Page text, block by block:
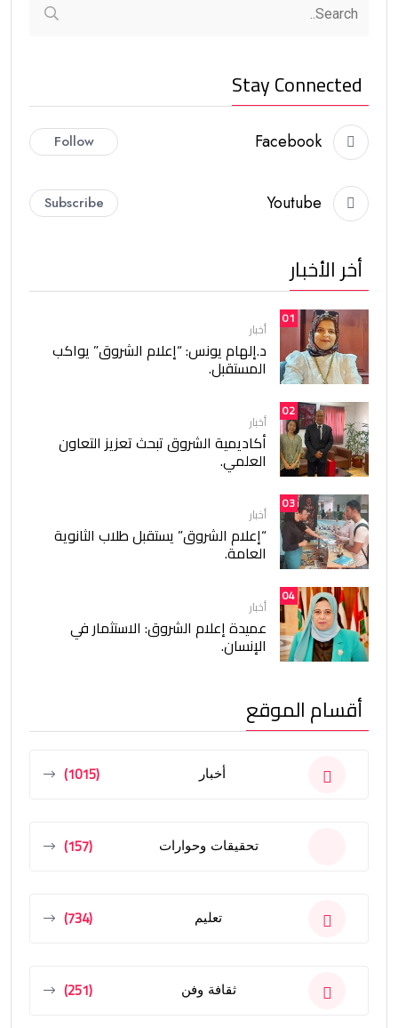
Stay Connected
Facebook
Follow
Youtube
Subscribe
أخر الأخبار
01
أخبار
د.إلهام يونس: “إعلام الشروق” يواكب
المستقبل.
02
أخبار
أكاديمية الشروق تبحث تعزيز التعاون
العلمي.
03
أخبار
“إعلام الشروق” يستقبل طلاب الثانوية
العامة.
04
أخبار
عميدة إعلام الشروق: الاستثمار في
الإنسان.
أقسام الموقع
أخبار (1015)
تحقيقات وحوارات (157)
تعليم (734)
ثقافة وفن (251)